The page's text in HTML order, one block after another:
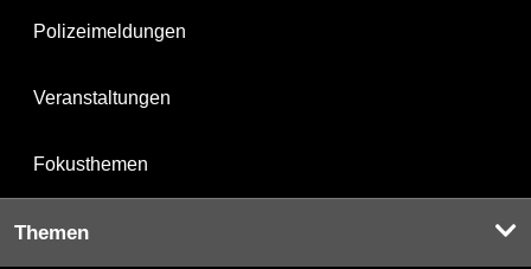
Polizeimeldungen
Veranstaltungen
Fokusthemen
Themen